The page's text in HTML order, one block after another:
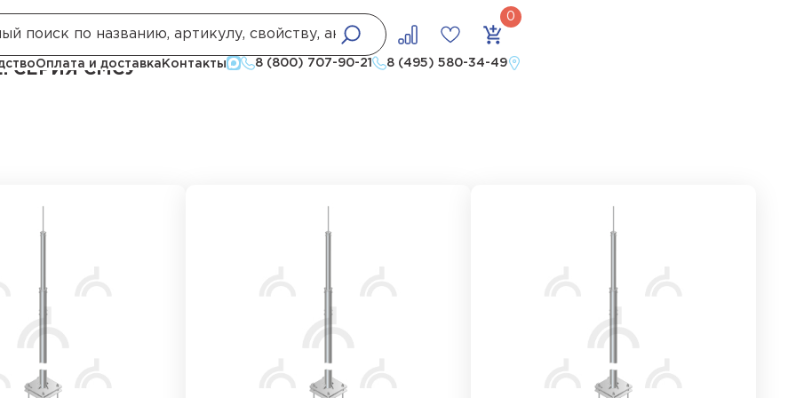
Оплата и доставка Контакты 8 (800) 707-90-21 8 (495) 580-34-49
Мачты секционные универсальные. Серия СМСУ
СЕРИЯ СМСУ